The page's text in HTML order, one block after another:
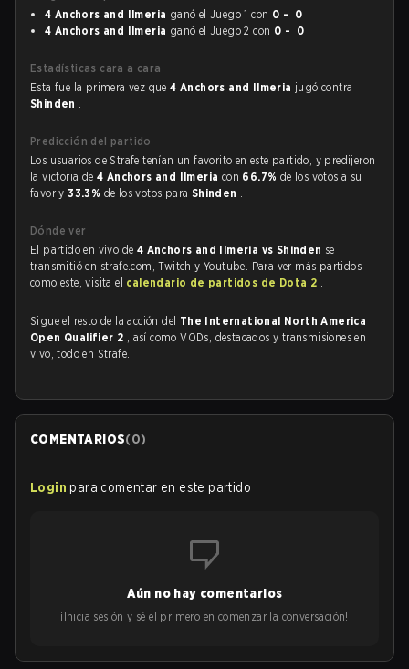
4 Anchors and Ilmeria ganó el Juego 1 con 0 - 0
4 Anchors and Ilmeria ganó el Juego 2 con 0 - 0
Estadísticas cara a cara
Esta fue la primera vez que4 Anchors and Ilmeria jugó contra
Shinden .
Predicción del partido
Los usuarios de Strafe tenían un favorito en este partido, y predijeron
la victoria de4 Anchors and Ilmeria con 66.7% de los votos a su
favor y33.3% de los votos para Shinden .
Dónde ver
El partido en vivo de 4 Anchors and Ilmeria vs Shinden se
transmitió en strafe.com, Twitch y Youtube. Para ver más partidos
como este, visita el calendario de partidos de Dota 2 .
Sigue el resto de la acción del The International North America
Open Qualifier 2 , así como VODs, destacados y transmisiones en
vivo, todo en Strafe.
COMENTARIOS(0)
Login para comentar en este partido
Aún no hay comentarios
¡Inicia sesión y sé el primero en comenzar la conversación!